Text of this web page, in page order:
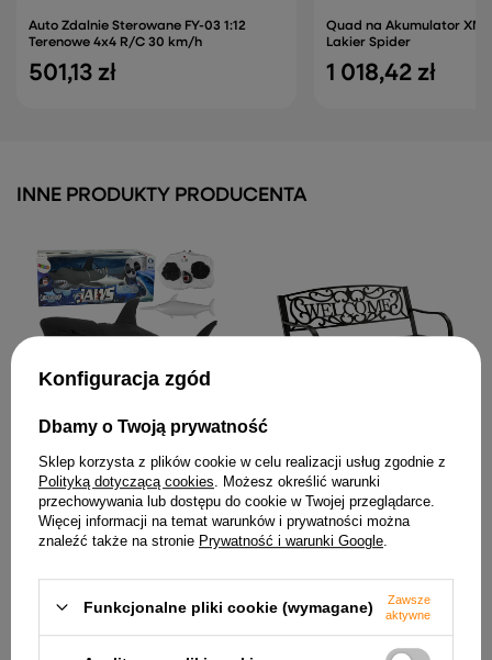
Auto Zdalnie Sterowane FY-03 1:12
Terenowe 4x4 R/C 30 km/h
501,13 zł
Quad na Akumulator
Lakier Spider
1 018,42 zł
INNE PRODUKTY PRODUCENTA
104,59 zł
Ogród Park Metalowa
Oparcie WELCOME Czarna
127 cm
307,23 zł
Konfiguracja zgód
Dbamy o Twoją prywatność
Sklep korzysta z plików cookie w celu realizacji usług zgodnie z
Polityką dotyczącą cookies . Możesz określić warunki
przechowywania lub dostępu do cookie w Twojej przeglądarce.
Więcej informacji na temat warunków i prywatności można
znaleźć także na stronie Prywatność i warunki Google
Funkcjonalne pliki cookie (wymagane)
Zawsze
aktywne